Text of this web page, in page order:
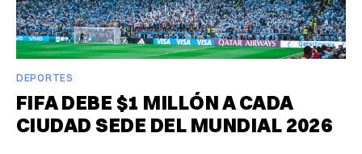
DEPORTES
FIFA DEBE $1 MILLÓN A CADA
CIUDAD SEDE DEL MUNDIAL 2026